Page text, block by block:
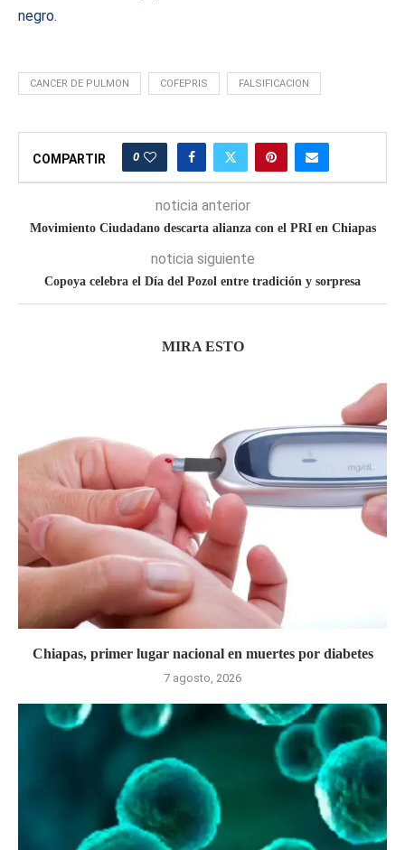
negro.
CANCER DE PULMON COFEPRIS FALSIFICACION
COMPARTIR 0
noticia anterior
Movimiento Ciudadano descarta alianza con el PRI en Chiapas
noticia siguiente
Copoya celebra el Día del Pozol entre tradición y sorpresa
MIRA ESTO
Chiapas, primer lugar nacional en muertes por diabetes
7 agosto, 2026